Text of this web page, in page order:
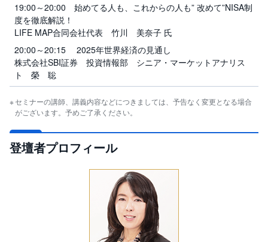
6
5)
店
頭
C
F
D
S
T(
キ
ュ
リ
テ
19:00～20:00 始めてる人も、これからの人も” 改めて”NISA制
度を徹底解説！
LIFE MAP合同会社代表 竹川 美奈子 氏
20:00～20:15 2025年世界経済の見通し
株式会社SBI証券 投資情報部 シニア・マーケットアナリス
ト 榮 聡
セミナーの講師、講義内容などにつきましては、予告なく変更となる場合
がございます。予めご了承ください。
登壇者プロフィール